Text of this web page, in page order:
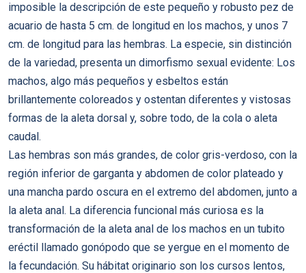
imposible la descripción de este pequeño y robusto pez de
acuario de hasta 5 cm. de longitud en los machos, y unos 7
cm. de longitud para las hembras. La especie, sin distinción
de la variedad, presenta un dimorfismo sexual evidente: Los
machos, algo más pequeños y esbeltos están
brillantemente coloreados y ostentan diferentes y vistosas
formas de la aleta dorsal y, sobre todo, de la cola o aleta
caudal.
Las hembras son más grandes, de color gris-verdoso, con la
región inferior de garganta y abdomen de color plateado y
una mancha pardo oscura en el extremo del abdomen, junto a
la aleta anal. La diferencia funcional más curiosa es la
transformación de la aleta anal de los machos en un tubito
eréctil llamado gonópodo que se yergue en el momento de
la fecundación. Su hábitat originario son los cursos lentos,